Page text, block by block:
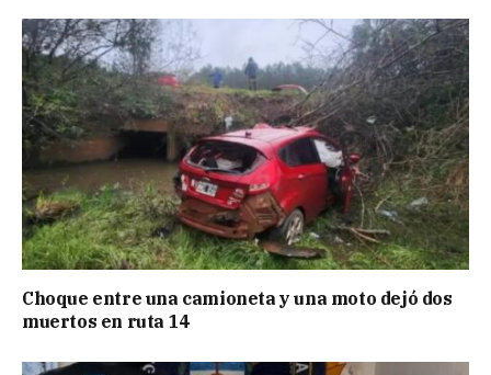
Choque entre una camioneta y una moto dejó dos
muertos en ruta 14